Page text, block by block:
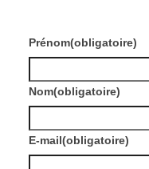
Prénom(obligatoire)
Nom(obligatoire)
E-mail(obligatoire)